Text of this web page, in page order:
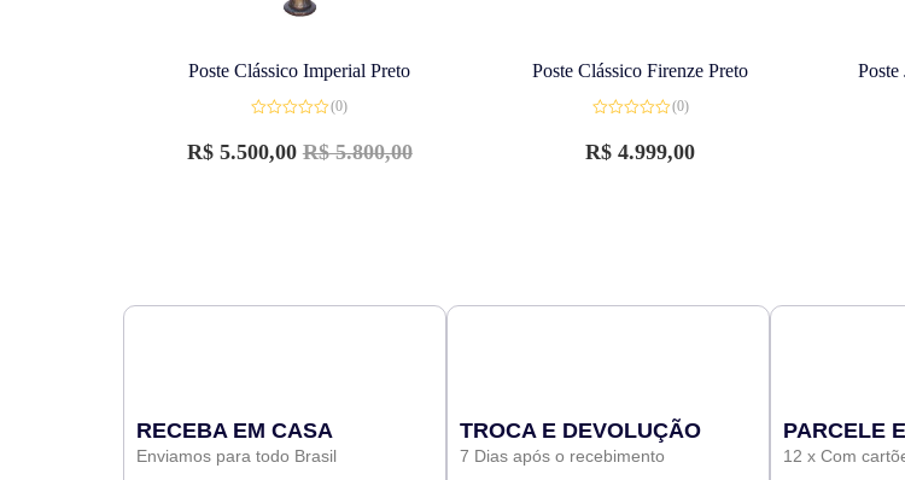
Poste Clássico Imperial Preto
0
de
(0)
R$5.800,00
R$5.500,00
Poste Clássico Firenze Preto
0
de
(0)
R$ 4.999,00
RECEBA EM CASA
Enviamos para todo Brasil
TROCA E DEVOLUÇÃO
7 Dias após o recebimento
PARCELE
12 x Com